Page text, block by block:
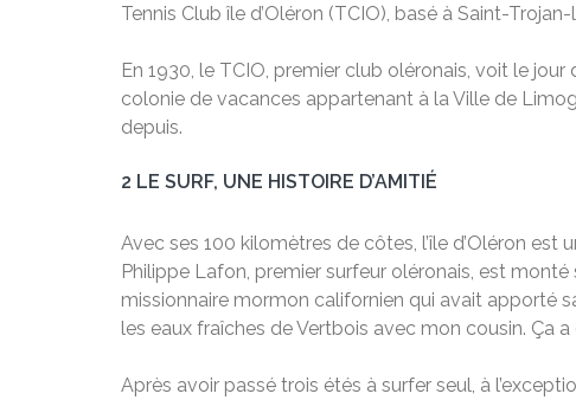
Tennis Club île d’Oléron (TCIO), basé à Saint-
En 1930, le TCIO, premier club oléronais, voit le
colonie de vacances appartenant à la Ville de
depuis.
2 LE SURF, UNE HISTOIRE D’AMITIÉ
Avec ses 100 kilomètres de côtes, l’île d’Oléron
Philippe Lafon, premier surfeur oléronais, est monté
missionnaire mormon californien qui avait apporté
les eaux fraîches de Vertbois avec mon cousin. Ça
Après avoir passé trois étés à surfer seul, à